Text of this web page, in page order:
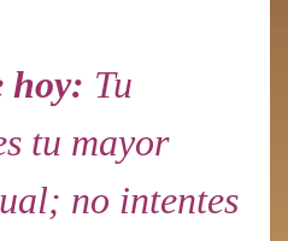
hoy: Tu
tu mayor
no intentes